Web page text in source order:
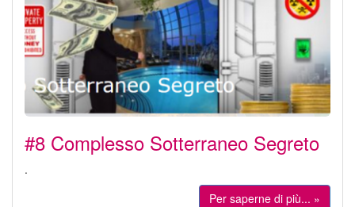
#8 Complesso Sotterraneo Segreto
.
Per saperne di più... »